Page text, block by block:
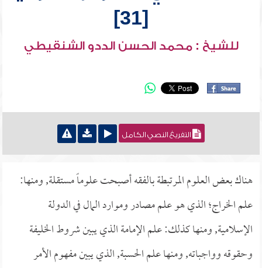
[31]
للشيخ : محمد الحسن الددو الشنقيطي
التفريغ النصي الكامل
هناك بعض العلوم المرتبطة بالفقه أصبحت علوماً مستقلة, ومنها:
علم الخراج؛ الذي هو علم مصادر وموارد المال في الدولة
الإسلامية, ومنها كذلك: علم الإمامة الذي يبين شروط الخليفة
وحقوقه وواجباته, ومنها علم الحسبة, الذي يبين مفهوم الأمر